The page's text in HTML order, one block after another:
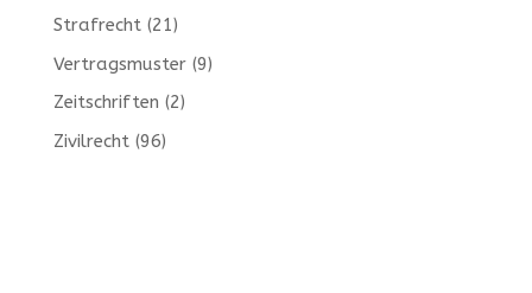
Strafrecht(21)
Vertragsmuster(9)
Zeitschriften (2)
Zivilrecht(96)